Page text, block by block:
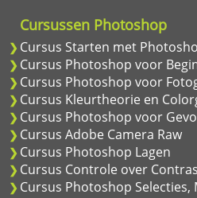
Cursussen Photoshop
Cursus Starten met
Cursus Photoshop voor
Cursus Photoshop voor
Cursus Kleurtheorie en
Cursus Photoshop voor
Cursus Adobe Camera Raw
Cursus Photoshop Lagen
Cursus Controle over
Cursus Photoshop Selecties,